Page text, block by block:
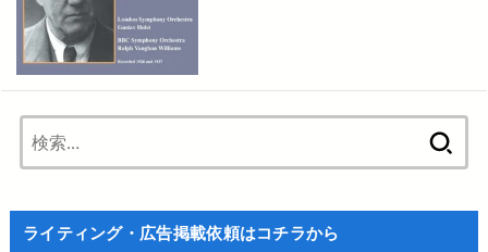
ライティング・広告掲載依頼はコチラから